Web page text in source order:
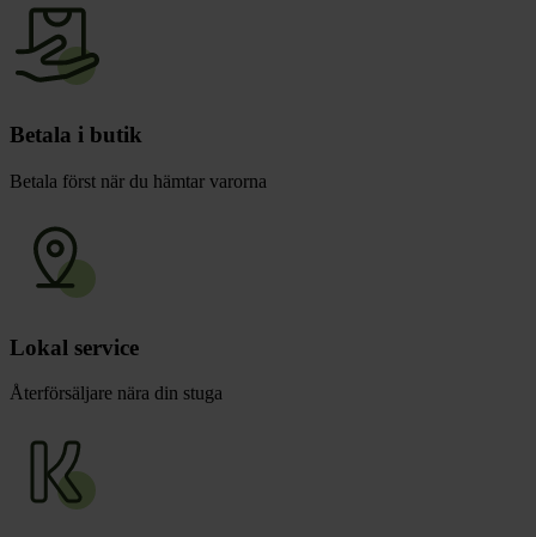
Betala i butik
Betala först när du hämtar varorna
Lokal service
Återförsäljare nära din stuga